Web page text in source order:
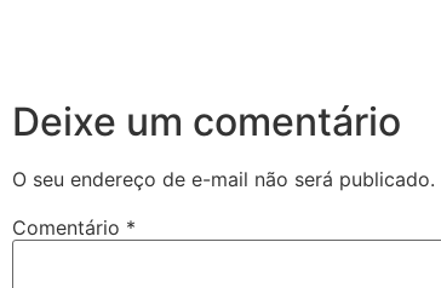
Deixe um comentário
O seu endereço de e-mail não será publicado.
Comentário *